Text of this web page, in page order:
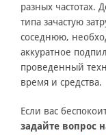
разных частотах.
типа зачастую
соседнюю,
аккуратное
проведенный
время и средства.
Если вас
задайте вопрос